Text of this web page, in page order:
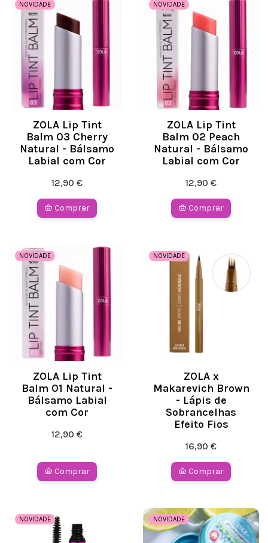
NOVIDADE
ZOLA Lip Tint
Balm 03 Cherry
Natural - Bálsamo
Labial com Cor
12,90 €
Comprar
NOVIDADE
ZOLA Lip Tint
Balm 02 Peach
Natural - Bálsamo
Labial com Cor
12,90 €
Comprar
NOVIDADE
ZOLA Lip Tint
Balm 01 Natural -
Bálsamo Labial
com Cor
12,90 €
Comprar
NOVIDADE
ZOLA x
Makarevich Brown
- Lápis de
Sobrancelhas
Efeito Fios
16,90 €
Comprar
NOVIDADE NOVIDADE